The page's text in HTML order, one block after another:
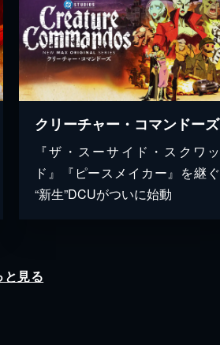
クリーチャー・コマンドーズ
『ザ・スーサイド・スクワッ
ド』『ピースメイカー』を継ぐ
“新生”DCUがついに始動
と見る